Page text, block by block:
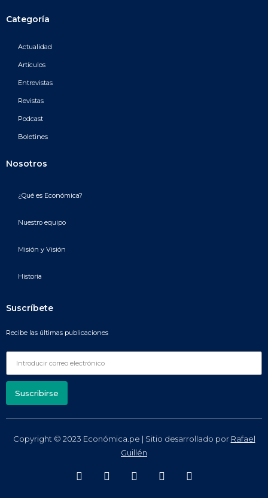
Categoría
Actualidad
Artículos
Entrevistas
Revistas
Podcast
Boletines
Nosotros
¿Qué es Económica?
Nuestro equipo
Misión y Visión
Historia
Suscríbete
Recibe las últimas publicaciones
Suscribirse
Copyright © 2023 Económica.pe | Sitio desarrollado por Rafael
Guillén